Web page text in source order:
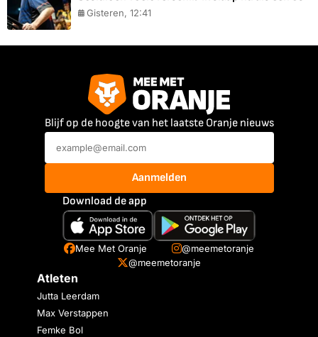
Gisteren, 12:41
Blijf op de hoogte van het laatste Oranje nieuws
Aanmelden
Download de app
Mee Met Oranje
@meemetoranje
@meemetoranje
Atleten
Jutta Leerdam
Max Verstappen
Femke Bol